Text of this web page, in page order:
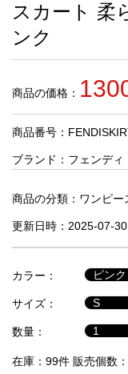
す
す
め
商
人
気
商
セ
ル
品
スカート 柔
ンク
商品の価格：
商品番号：
ブランド： フェンディ
商品の分類： ワンピー
更新日時：2025-07-
カラー：
サイズ：
数量：
在庫：99件 販売個数